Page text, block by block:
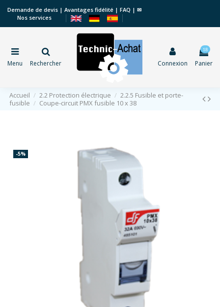
Demande de devis | Avantages fidélité | FAQ | ✉
Nos services
Menu Rechercher Connexion
18
Panier
Accueil 2.2 Protection électrique
2.2.5 Fusible et porte-
fusible
Coupe-circuit PMX fusible 10 x 38
-5%